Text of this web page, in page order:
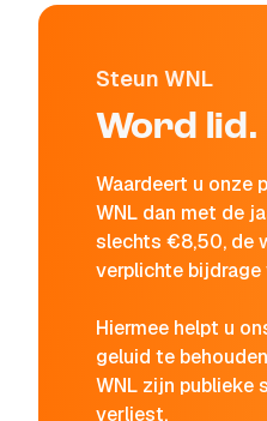
Steun WNL
Word lid.
Waardeert u onze
WNL dan met de
slechts €8,50, de
verplichte bijdrage
Hiermee helpt u
geluid te
WNL zijn publieke
verliest.